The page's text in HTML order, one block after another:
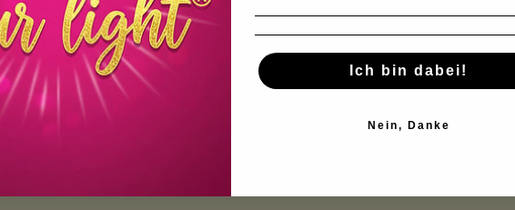
herzbasierte Lösungen
Begleitung
ausgebildet
Büchern
an dich
Transformation durch Geistheilung der Neuen Zeit und die Shine Your Light® Codes
Ich bin dabei!
Nein, Danke